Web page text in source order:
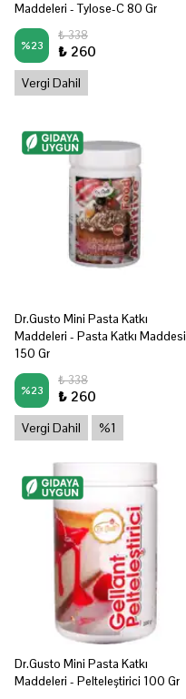
Maddeleri - Tylose-C 80 Gr
%23
₺ 338
₺ 260
Vergi Dahil
Dr.Gusto Mini Pasta Katkı
Maddeleri - Pasta Katkı Maddesi
150 Gr
%23
₺ 338
₺ 260
Vergi Dahil %1
Dr.Gusto Mini Pasta Katkı
Maddeleri - Pelteleştirici 100 Gr